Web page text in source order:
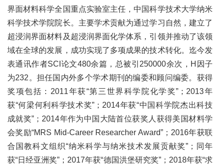
界面材料科学全国重点实验室主任，中国科学技术大学纳米
科学技术学院院长。主要学术贡献为通过学习自然，建立了
超浸润界面材料及超浸润界面化学体系，引领并推动了该领
域在全球的发展，成功实现了多项成果的技术转化。迄今发
表通讯作者SCI论文480余篇，总被引250000余次，H因子
为232。担任国内外多个学术期刊的编委和顾问编委。获得
奖项包括：2011年获“第三世界科学院化学奖”；2013年
获“何梁何利科学技术奖”；2014年获“中国科学院杰出科技
成就奖”；2014年作为中国大陆首位获奖人获得美国材料学
会奖励“MRS Mid-Career Researcher Award”；2016年获联
合国教科文组织“纳米科学与纳米技术发展贡献奖”；同年
获“日经亚洲奖”；2017年获“德国洪堡研究奖”；2018年获“求